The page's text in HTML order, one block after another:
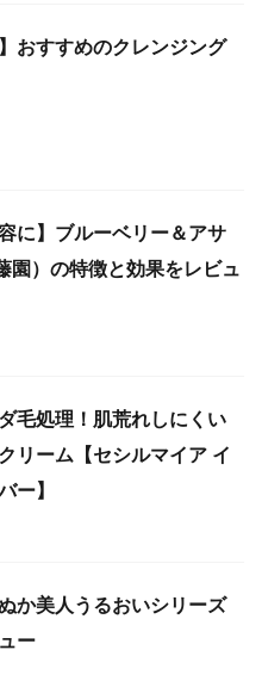
おすすめのクレンジング
に】ブルーベリー＆アサ
園）の特徴と効果をレビュ
毛処理！肌荒れしにくい
リーム【セシルマイア イ
ー】
か美人うるおいシリーズ
ー